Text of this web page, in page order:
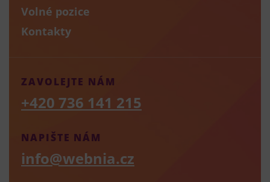
Volné pozice
Kontakty
NAPIŠTE NÁM
info@webnia.cz
ZAVOLEJTE NÁM
+420 736 141 215